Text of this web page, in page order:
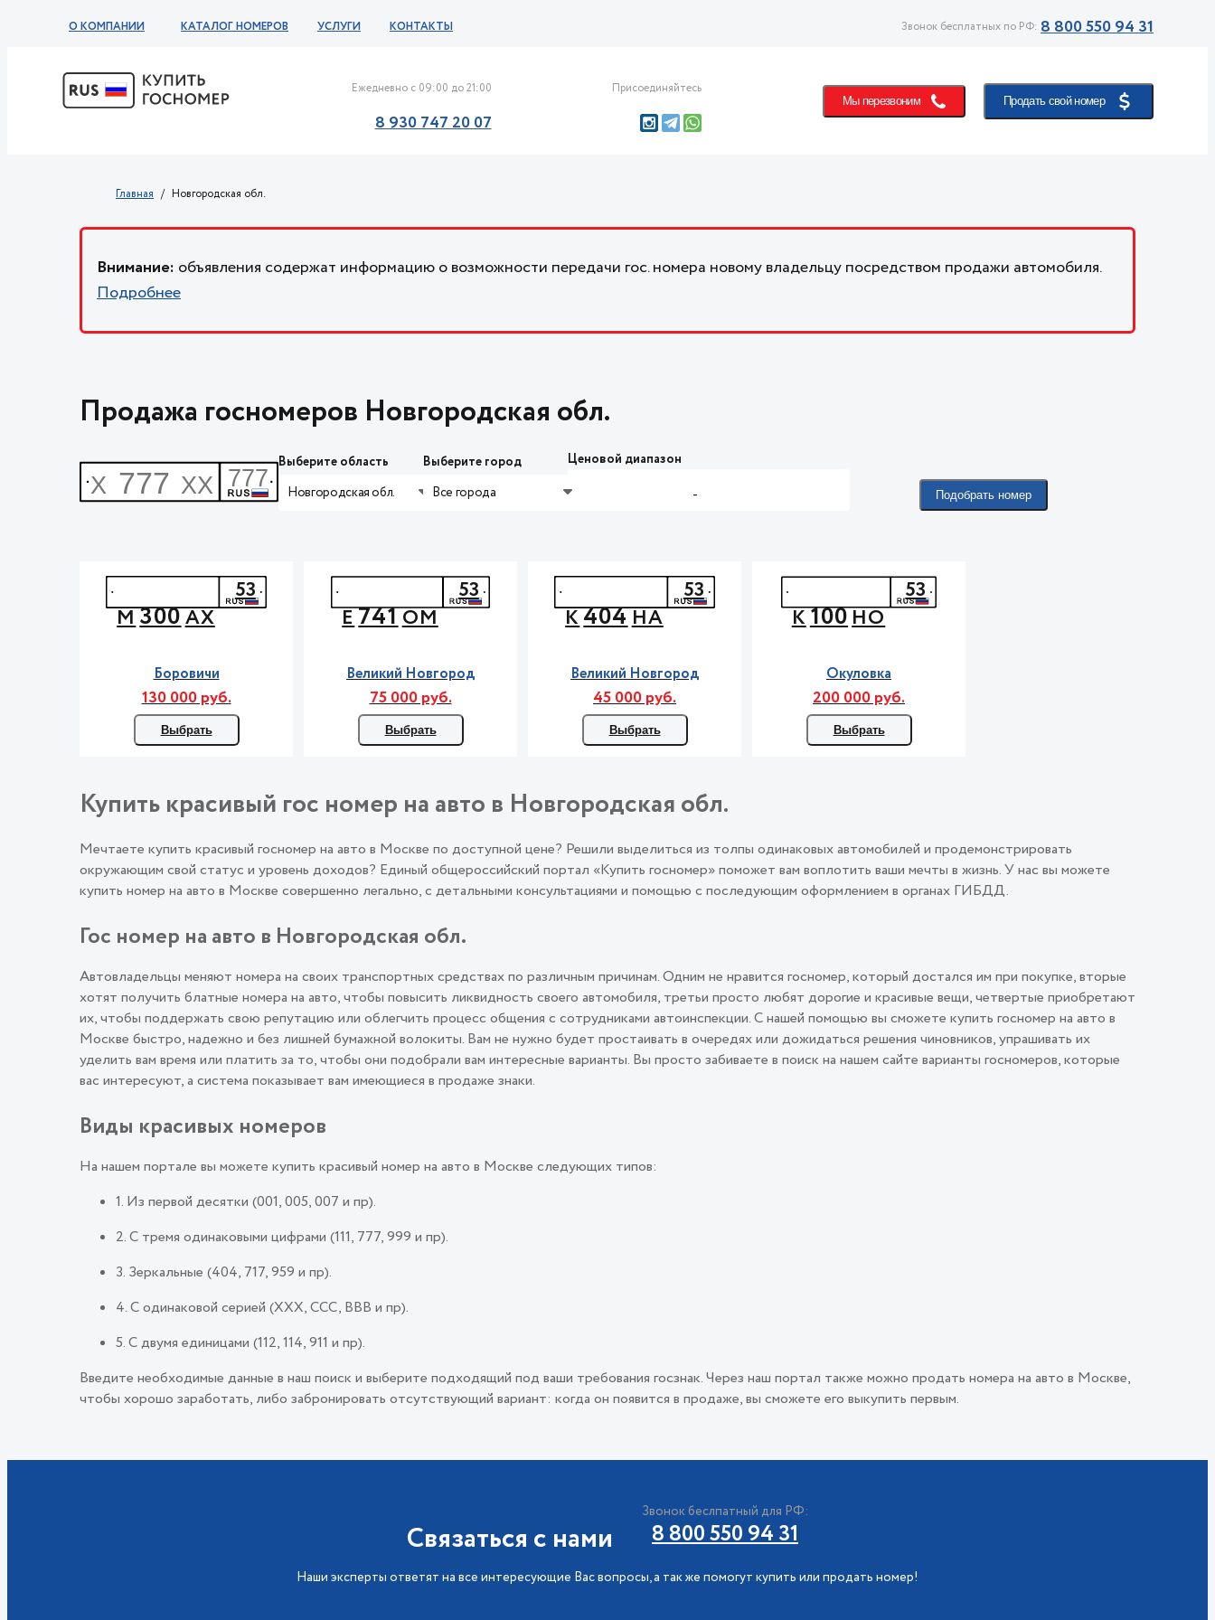
О КОМПАНИИ КАТАЛОГ НОМЕРОВ УСЛУГИ КОНТАКТЫ Звонок бесплатных по РФ: 8 800 550 94 31
Ежедневно с 09:00 до 21:00
8 930 747 20 07
Присоединяйтесь
Мы перезвоним Продать свой номер
Главная Новгородская обл.
Внимание: объявления содержат информацию о возможности передачи гос. номера новому владельцу посредством продажи автомобиля.
Подробнее
Продажа госномеров Новгородская обл.
Выберите область
Новгородская обл.
Выберите город
Все города
Ценовой диапазон
- Подобрать номер
М300АХ
53
Боровичи
130 000 руб.
Выбрать
Е741ОМ
53
Великий Новгород
75 000 руб.
Выбрать
К404НА
53
Великий Новгород
45 000 руб.
Выбрать
К100НО
53
Окуловка
200 000 руб.
Выбрать
Купить красивый гос номер на авто в Новгородская обл.
Мечтаете купить красивый госномер на авто в Москве по доступной цене? Решили выделиться из толпы одинаковых автомобилей и продемонстрировать
окружающим свой статус и уровень доходов? Единый общероссийский портал «Купить госномер» поможет вам воплотить ваши мечты в жизнь. У нас вы можете
купить номер на авто в Москве совершенно легально, с детальными консультациями и помощью с последующим оформлением в органах ГИБДД.
Гос номер на авто в Новгородская обл.
Автовладельцы меняют номера на своих транспортных средствах по различным причинам. Одним не нравится госномер, который достался им при покупке, вторые
хотят получить блатные номера на авто, чтобы повысить ликвидность своего автомобиля, третьи просто любят дорогие и красивые вещи, четвертые приобретают
их, чтобы поддержать свою репутацию или облегчить процесс общения с сотрудниками автоинспекции. С нашей помощью вы сможете купить госномер на авто в
Москве быстро, надежно и без лишней бумажной волокиты. Вам не нужно будет простаивать в очередях или дожидаться решения чиновников, упрашивать их
уделить вам время или платить за то, чтобы они подобрали вам интересные варианты. Вы просто забиваете в поиск на нашем сайте варианты госномеров, которые
вас интересуют, а система показывает вам имеющиеся в продаже знаки.
Виды красивых номеров
На нашем портале вы можете купить красивый номер на авто в Москве следующих типов:
1. Из первой десятки (001, 005, 007 и пр).
2. С тремя одинаковыми цифрами (111, 777, 999 и пр).
3. Зеркальные (404, 717, 959 и пр).
4. С одинаковой серией (ХХХ, ССС, ВВВ и пр).
5. С двумя единицами (112, 114, 911 и пр).
Введите необходимые данные в наш поиск и выберите подходящий под ваши требования госзнак. Через наш портал также можно продать номера на авто в Москве,
чтобы хорошо заработать, либо забронировать отсутствующий вариант: когда он появится в продаже, вы сможете его выкупить первым.
Связаться с нами
Звонок беслпатный для РФ:
8 800 550 94 31
Наши эксперты ответят на все интересующие Вас вопросы, а так же помогут купить или продать номер!